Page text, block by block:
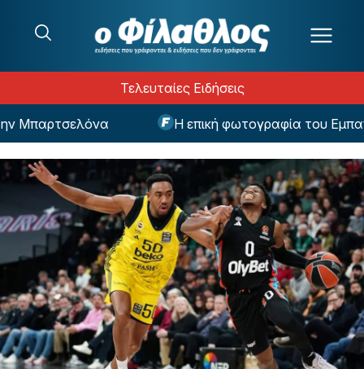
Τελευταίες Ειδήσεις
Μπαρτσελόνα Η επική φωτογραφία του